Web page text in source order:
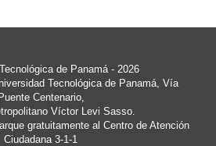
de Panamá - 2026
Tecnológica de Panamá, Vía
Puente Centenario,
Víctor Levi Sasso.
gratuitamente al Centro de Atención
Ciudadana 3-1-1